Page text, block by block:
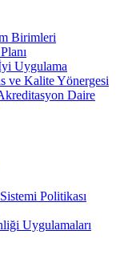
Birimleri
Uygulama
ve Kalite Yönergesi
Daire
Politikası
Uygulamaları